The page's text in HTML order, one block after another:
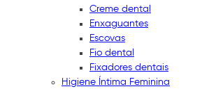
Creme dental
Enxaguantes
Escovas
Fio dental
Fixadores dentais
Higiene Íntima Feminina